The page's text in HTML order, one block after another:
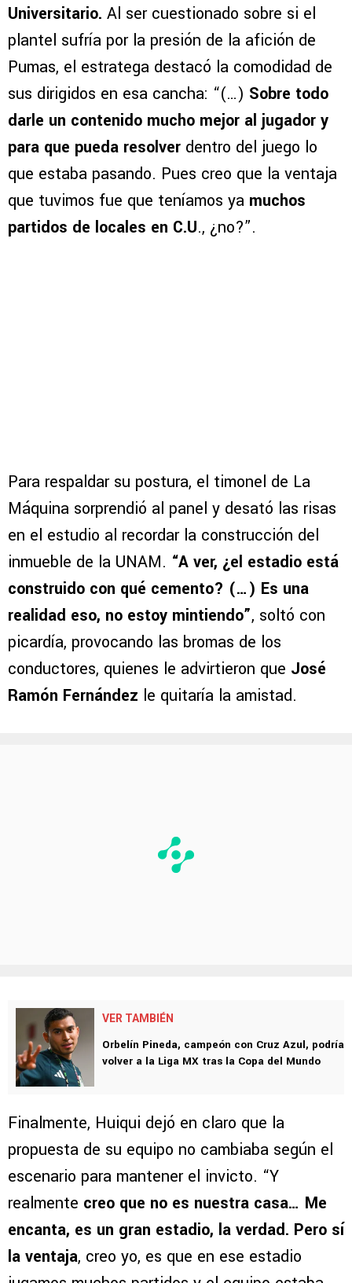
Universitario. Al ser cuestionado sobre si el
plantel sufría por la presión de la afición de
Pumas, el estratega destacó la comodidad de
sus dirigidos en esa cancha: “(…) Sobre todo
darle un contenido mucho mejor al jugador y
para que pueda resolver dentro del juego lo
que estaba pasando. Pues creo que la ventaja
que tuvimos fue que teníamos ya muchos
partidos de locales en C.U., ¿no?”.
Para respaldar su postura, el timonel de La
Máquina sorprendió al panel y desató las risas
en el estudio al recordar la construcción del
inmueble de la UNAM. “A ver, ¿el estadio está
construido con qué cemento? (…) Es una
realidad eso, no estoy mintiendo”, soltó con
picardía, provocando las bromas de los
conductores, quienes le advirtieron que José
Ramón Fernández le quitaría la amistad.
VER TAMBIÉN
Orbelín Pineda, campeón con Cruz Azul, podría
volver a la Liga MX tras la Copa del Mundo
Finalmente, Huiqui dejó en claro que la
propuesta de su equipo no cambiaba según el
escenario para mantener el invicto. “Y
realmente creo que no es nuestra casa… Me
encanta, es un gran estadio, la verdad. Pero sí
la ventaja, creo yo, es que en ese estadio